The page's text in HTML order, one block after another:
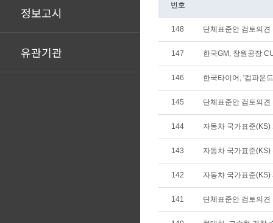
정보고시
유관기관
번호
148 단체표준안 검토의견
147 한국GM, 창원공장
146 한국타이어, '컴파운
145 단체표준안 검토의견
144 자동차 국가표준
143 자동차 국가표준
142 자동차 국가표준
141 단체표준안 검토의견